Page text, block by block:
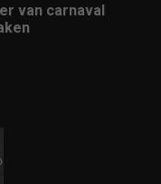
van carnaval